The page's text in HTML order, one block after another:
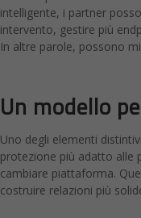
intelligente, i partner
intervento, gestire più
In altre parole, possono
Un modello
Uno degli elementi
protezione più adatto alle
cambiare piattaforma.
costruire relazioni più